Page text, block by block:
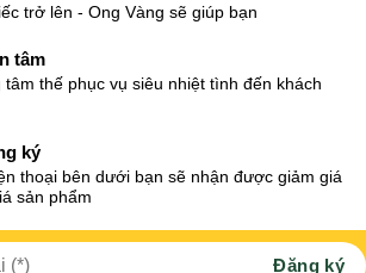
trở lên - Ong Vàng sẽ giúp bạn
tâm
tâm thế phục vụ siêu nhiệt tình đến khách
ký
thoại bên dưới bạn sẽ nhận được giảm giá
sản phẩm